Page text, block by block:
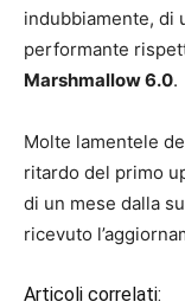
indubbiamente, di
performante
Marshmallow 6.0.
Molte lamentele
ritardo del primo
di un mese dalla
ricevuto
Articoli correlati: